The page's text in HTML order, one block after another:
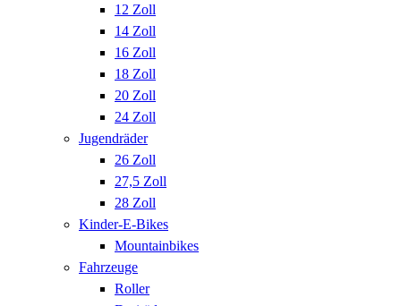
12 Zoll
14 Zoll
16 Zoll
18 Zoll
20 Zoll
24 Zoll
Jugendräder
26 Zoll
27,5 Zoll
28 Zoll
Kinder-E-Bikes
Mountainbikes
Fahrzeuge
Roller